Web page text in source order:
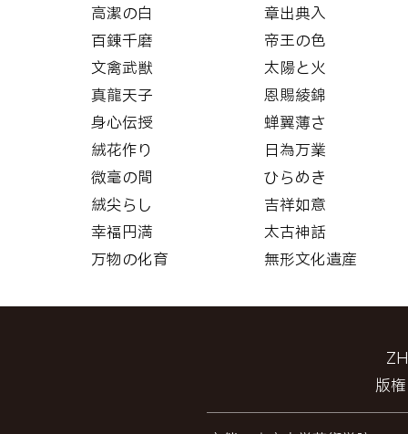
高潔の白
章出典入
百錬千磨
帝王の色
文禽武獣
太陽と火
真龍天子
恩賜綾錦
身心伝授
蝉翼薄さ
絨花作り
日為万業
微毫の間
ひらめき
絨尖らし
吉祥如意
幸福円満
太古神話
万物の化育
無形文化遺産
版